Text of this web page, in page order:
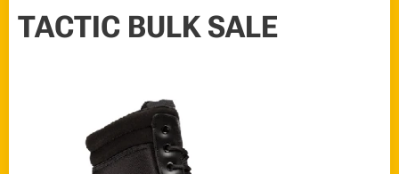
TACTIC BULK SALE